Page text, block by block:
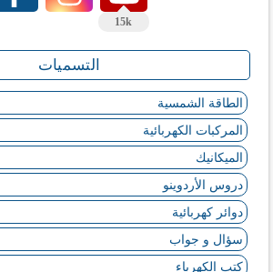
15k
التسميات
الطاقة الشمسية
المركبات الكهربائية
الميكانيك
دروس الأردوينو
دوائر كهربائية
سؤال و جواب
كتب الكهرباء